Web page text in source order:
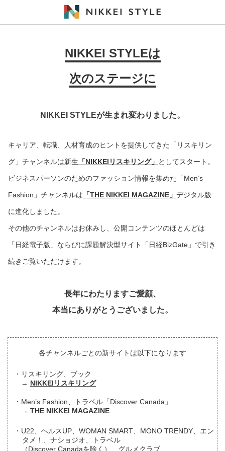
NIKKEI STYLEは
次のステージに
NIKKEI STYLEが生まれ変わりました。
キャリア、転職、人材育成のヒントを提供してきた「リスキリン
グ」チャンネルは新生 「NIKKEIリスキリング」 としてスタート。
ビジネスパーソンのためのファッション情報を集めた「Men’s
Fashion」チャンネルは 「THE NIKKEI MAGAZINE」 デジタル版
に進化しました。
その他のチャンネルはお休みし、公開コンテンツのほとんどは
「日経電子版」ならびに課題解決型サイト「日経BizGate」で引き
続きご覧いただけます。
長年にわたりますご愛顧、
本当にありがとうございました。
各チャンネルごとの新サイトは以下になります
リスキリング、ブック
NIKKEIリスキリング
Men’s Fashion、トラベル「Discover Canada」
THE NIKKEI MAGAZINE
U22、ヘルスUP、WOMAN SMART、MONO TRENDY、エン
タメ！、ナショジオ、トラベル
（Discover Canadaを除く）、グルメクラブ